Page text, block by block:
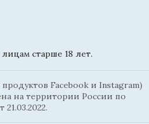
старше 18 лет.
Facebook и Instagram)
на территории России по